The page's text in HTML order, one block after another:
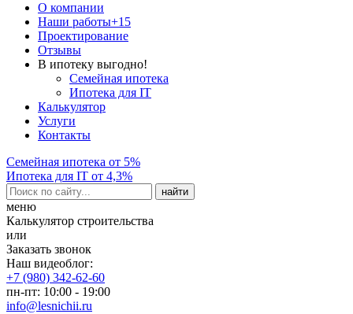
О компании
Наши работы+15
Проектирование
Отзывы
В ипотеку выгодно!
Семейная ипотека
Ипотека для IT
Калькулятор
Услуги
Контакты
Семейная ипотека от 5%
Ипотека для IT от 4,3%
меню
Калькулятор строительства
или
Заказать звонок
Наш видеоблог:
+7 (980) 342-62-60
пн-пт: 10:00 - 19:00
info@lesnichii.ru